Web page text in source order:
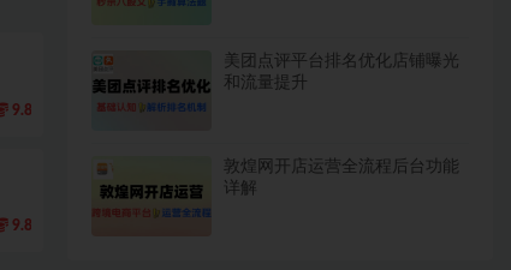
9.8
9.8
美团点评平台排名优化店铺曝光
和流量提升
敦煌网开店运营全流程后台功能
详解